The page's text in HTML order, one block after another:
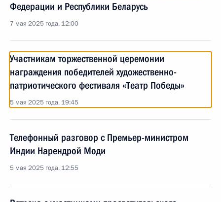
Федерации и Республики Беларусь
7 мая 2025 года, 12:00
Участникам торжественной церемонии
награждения победителей художественно-
патриотического фестиваля «Театр Победы»
5 мая 2025 года, 19:45
Телефонный разговор с Премьер-министром
Индии Нарендрой Моди
5 мая 2025 года, 12:55